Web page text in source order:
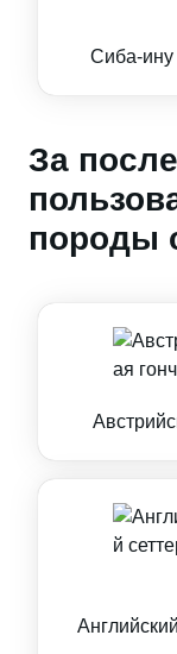
Сиба-
За
породы